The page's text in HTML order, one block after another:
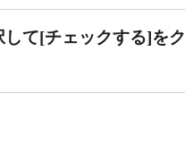
て[チェックする]をク